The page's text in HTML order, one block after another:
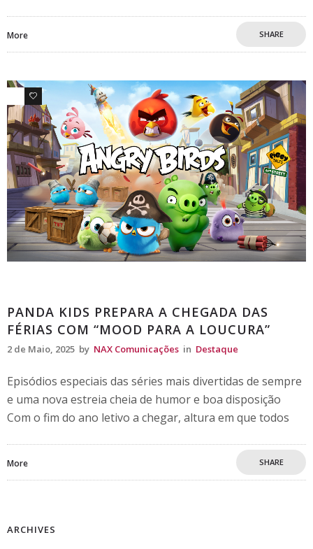
More SHARE
0
PANDA KIDS PREPARA A CHEGADA DAS
FÉRIAS COM “MOOD PARA A LOUCURA”
2 de Maio, 2025 by NAX Comunicações in Destaque
Episódios especiais das séries mais divertidas de sempre
e uma nova estreia cheia de humor e boa disposição
Com o fim do ano letivo a chegar, altura em que todos
More SHARE
ARCHIVES